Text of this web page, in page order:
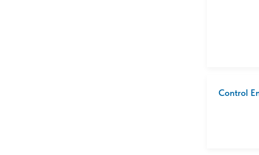
Control